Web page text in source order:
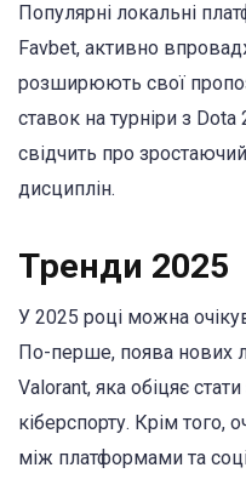
Популярні локальні
Favbet, активно
розширюють свої
ставок на турніри з Dota
свідчить про
дисциплін.
Тренди 2025
У 2025 році можна
По-перше, поява нових
Valorant, яка обіцяє
кіберспорту. Крім того,
між платформами та